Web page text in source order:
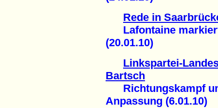
Rede in
Lafontaine
(20.01.10)
Linkspartei-
Bartsch
Richtungskampf
Anpassung (6.01.10)